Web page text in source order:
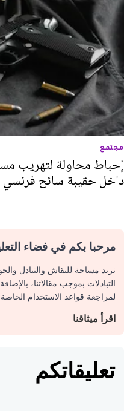
مجتمع
إحباط محاولة لتهريب
داخل حقيبة سائح فرنسي
مرحبا بكم في فضاء
نريد مساحة للنقاش والتبادل
التبادلات بموجب مقالاتنا،
لمراجعة قواعد الاستخدام الخاصة
اقرأ ميثاقنا
تعليقاتكم